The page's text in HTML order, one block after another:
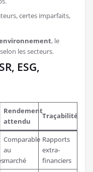
certes imparfaits,
, le
les secteurs.
ESG,
Rendement
attendu
Traçabilité
Comparable
au
marché
Rapports
extra-
financiers